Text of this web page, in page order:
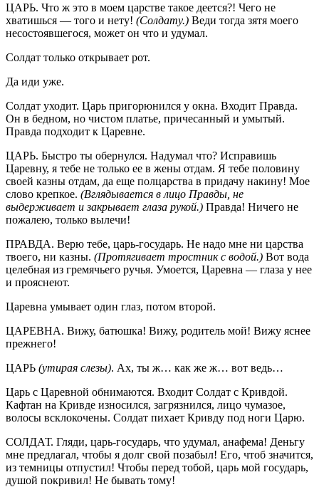
ЦАРЬ. Что ж это в моем царстве такое деется?! Чего не
хватишься — того и нету! (Солдату.) Веди тогда зятя моего
несостоявшегося, может он что и удумал.
Солдат только открывает рот.
Да иди уже.
Солдат уходит. Царь пригорюнился у окна. Входит Правда.
Он в бедном, но чистом платье, причесанный и умытый.
Правда подходит к Царевне.
ЦАРЬ. Быстро ты обернулся. Надумал что? Исправишь
Царевну, я тебе не только ее в жены отдам. Я тебе половину
своей казны отдам, да еще полцарства в придачу накину! Мое
слово крепкое. (Вглядывается в лицо Правды, не
выдерживает и закрывает глаза рукой.) Правда! Ничего не
пожалею, только вылечи!
ПРАВДА. Верю тебе, царь-государь. Не надо мне ни царства
твоего, ни казны. (Протягивает тростник с водой.) Вот вода
целебная из гремячьего ручья. Умоется, Царевна — глаза у нее
и прояснеют.
Царевна умывает один глаз, потом второй.
ЦАРЕВНА. Вижу, батюшка! Вижу, родитель мой! Вижу яснее
прежнего!
ЦАРЬ (утирая слезы). Ах, ты ж… как же ж… вот ведь…
Царь с Царевной обнимаются. Входит Солдат с Кривдой.
Кафтан на Кривде износился, загрязнился, лицо чумазое,
волосы всклокочены. Солдат пихает Кривду под ноги Царю.
СОЛДАТ. Гляди, царь-государь, что удумал, анафема! Деньгу
мне предлагал, чтобы я долг свой позабыл! Его, чтоб значится,
из темницы отпустил! Чтобы перед тобой, царь мой государь,
душой покривил! Не бывать тому!